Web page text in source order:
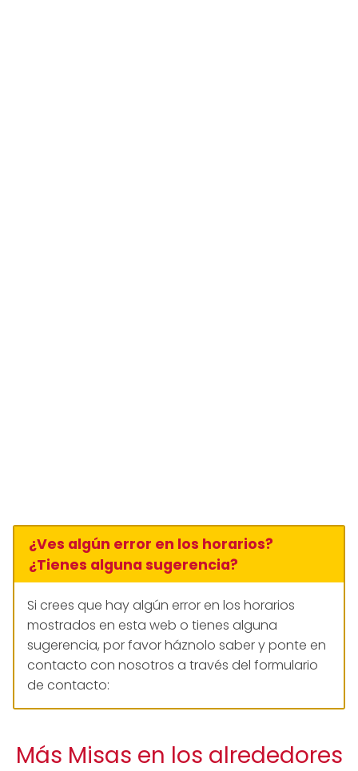
¿Ves algún error en los horarios?
¿Tienes alguna sugerencia?
Si crees que hay algún error en los horarios
mostrados en esta web o tienes alguna
sugerencia, por favor háznolo saber y ponte en
contacto con nosotros a través del formulario
de contacto:
Más Misas en los alrededores